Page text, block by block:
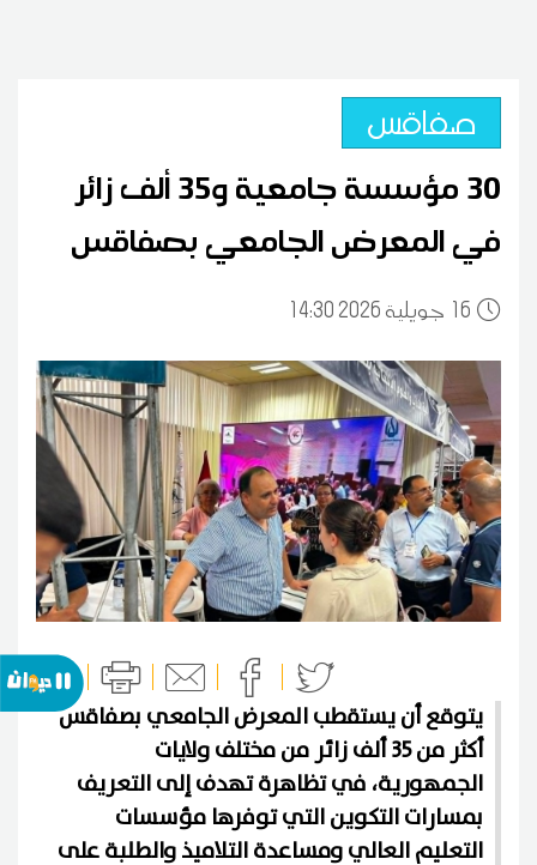
صفاقس
30 مؤسسة جامعية و35 ألف زائر
في المعرض الجامعي بصفاقس
16 14:30 2026 جويلية
يتوقع أن يستقطب المعرض الجامعي بصفاقس
أكثر من 35 ألف زائر من مختلف ولايات
الجمهورية، في تظاهرة تهدف إلى التعريف
بمسارات التكوين التي توفرها مؤسسات
التعليم العالي ومساعدة التلاميذ والطلبة على